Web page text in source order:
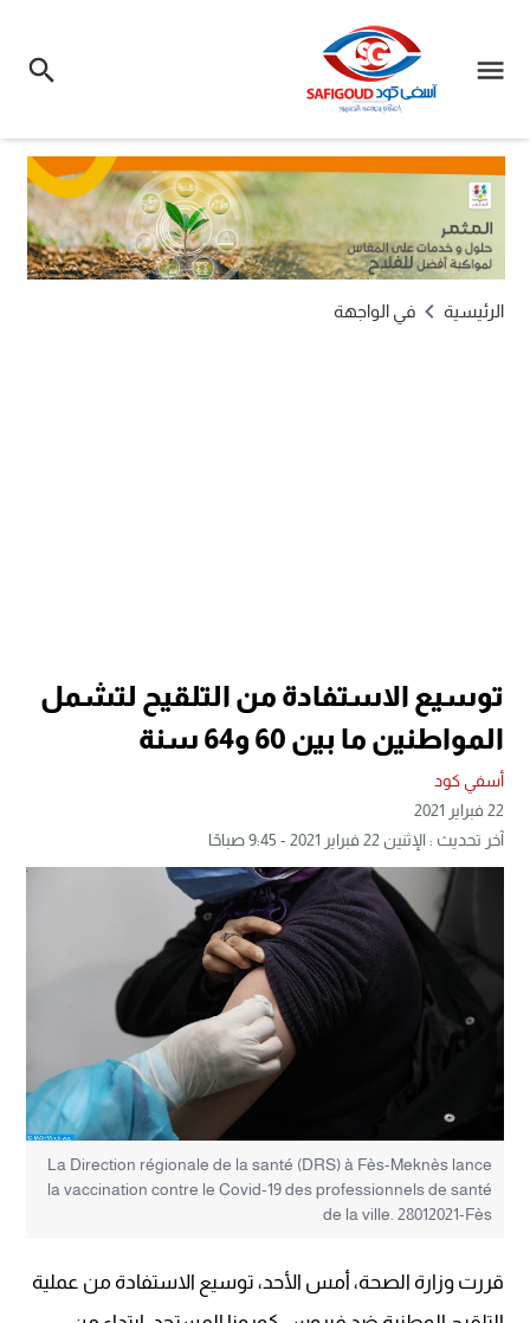
الرئيسية في الواجهة
توسيع الاستفادة من التلقيح لتشمل
المواطنين ما بين 60 و64 سنة
أسفي كود
22 فبراير 2021
آخر تحديث : الإثنين 22 فبراير 2021 - 9:45 صباحًا
La Direction régionale de la santé (DRS) à Fès-Meknès lance
la vaccination contre le Covid-19 des professionnels de santé
de la ville. 28012021-Fès
قررت وزارة الصحة، أمس الأحد، توسيع الاستفادة من عملية